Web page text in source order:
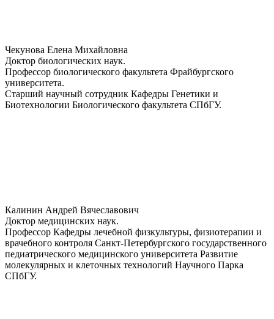
Чекунова Елена Михайловна
Доктор биологических наук.
Профессор биологического факультета Фрайбургского
университета.
Старший научный сотрудник Кафедры Генетики и
Биотехнологии Биологического факультета СПбГУ.
Калинин Андрей Вячеславович
Доктор медицинских наук.
Профессор Кафедры лечебной физкультуры, физиотерапии и
врачебного контроля Санкт-Петербургского государственного
педиатрического медицинского университета Развитие
молекулярных и клеточных технологий Научного Парка
СПбГУ.